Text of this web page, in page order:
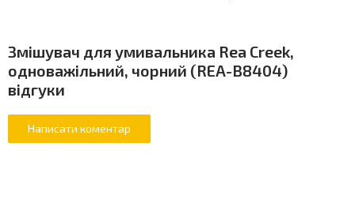
Змішувач для умивальника Rea Creek,
одноважільний, чорний (REA-B8404)
відгуки